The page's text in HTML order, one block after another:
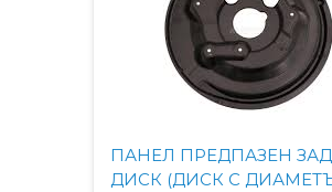
ПАНЕЛ ПРЕДПАЗЕН
ДИСК (ДИСК С